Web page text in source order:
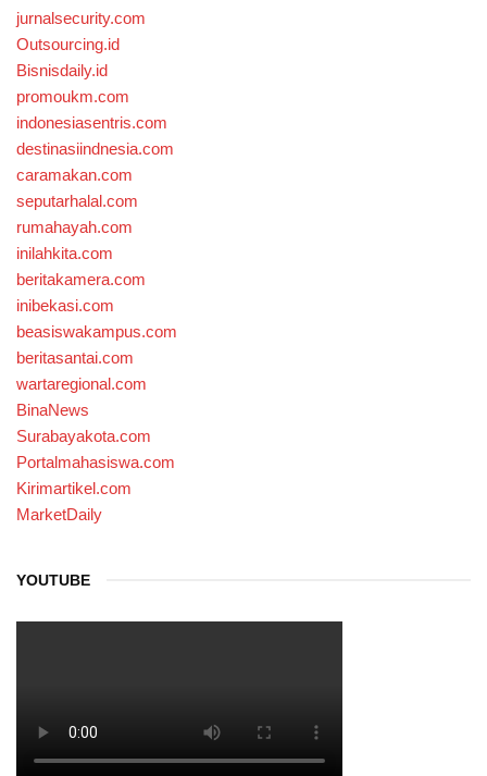
jurnalsecurity.com
Outsourcing.id
Bisnisdaily.id
promoukm.com
indonesiasentris.com
destinasiindnesia.com
caramakan.com
seputarhalal.com
rumahayah.com
inilahkita.com
beritakamera.com
inibekasi.com
beasiswakampus.com
beritasantai.com
wartaregional.com
BinaNews
Surabayakota.com
Portalmahasiswa.com
Kirimartikel.com
MarketDaily
YOUTUBE